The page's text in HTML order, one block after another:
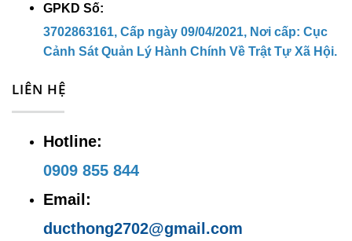
GPKD Số:
3702863161, Cấp ngày 09/04/2021, Nơi cấp: Cục
Cảnh Sát Quản Lý Hành Chính Về Trật Tự Xã Hội.
LIÊN HỆ
Hotline:
0909 855 844
Email:
ducthong2702@gmail.com